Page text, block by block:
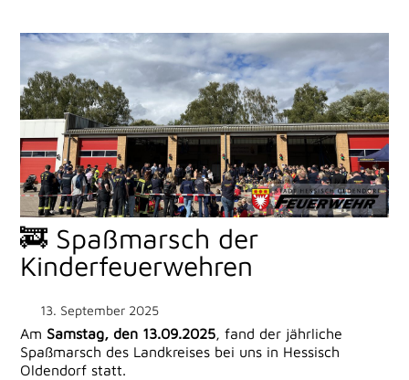
🚒 Spaßmarsch der
Kinderfeuerwehren
13. September 2025
Am Samstag, den 13.09.2025, fand der jährliche
Spaßmarsch des Landkreises bei uns in Hessisch
Oldendorf statt.